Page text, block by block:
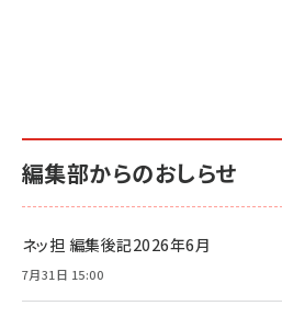
編集部からのおしらせ
ネッ担 編集後記2026年6月
7月31日 15:00